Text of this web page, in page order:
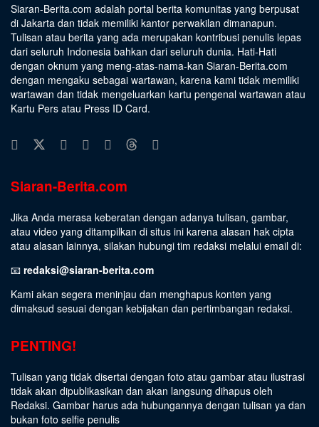
Siaran-Berita.com adalah portal berita komunitas yang berpusat
di Jakarta dan tidak memiliki kantor perwakilan dimanapun.
Tulisan atau berita yang ada merupakan kontribusi penulis lepas
dari seluruh Indonesia bahkan dari seluruh dunia. Hati-Hati
dengan oknum yang meng-atas-nama-kan Siaran-Berita.com
dengan mengaku sebagai wartawan, karena kami tidak memiliki
wartawan dan tidak mengeluarkan kartu pengenal wartawan atau
Kartu Pers atau Press ID Card.
Siaran-Berita.com
Jika Anda merasa keberatan dengan adanya tulisan, gambar,
atau video yang ditampilkan di situs ini karena alasan hak cipta
atau alasan lainnya, silakan hubungi tim redaksi melalui email di:
📧 redaksi@siaran-berita.com
Kami akan segera meninjau dan menghapus konten yang
dimaksud sesuai dengan kebijakan dan pertimbangan redaksi.
PENTING!
Tulisan yang tidak disertai dengan foto atau gambar atau ilustrasi
tidak akan dipublikasikan dan akan langsung dihapus oleh
Redaksi. Gambar harus ada hubungannya dengan tulisan ya dan
bukan foto selfie penulis